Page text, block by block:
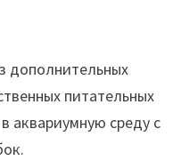
дополнительных
питательных
аквариумную среду с